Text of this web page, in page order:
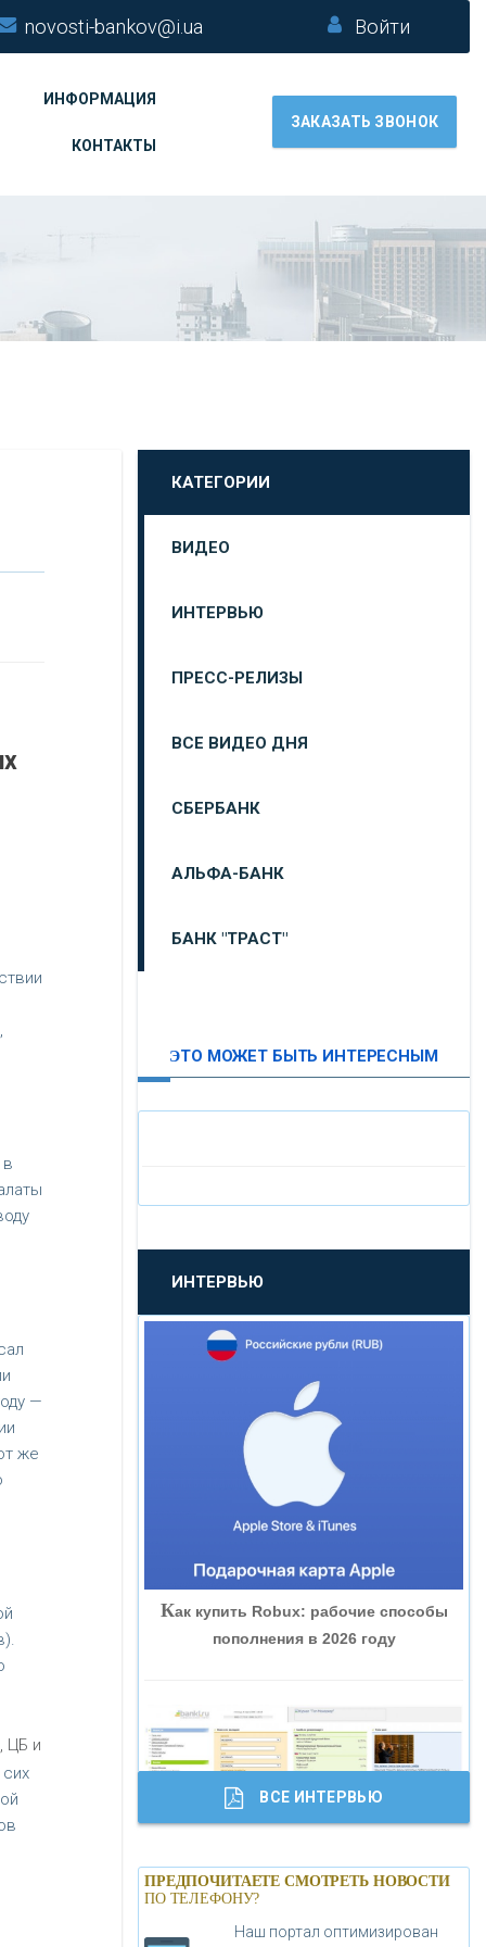
novosti-bankov@i.ua Войти
ИНФОРМАЦИЯ
КОНТАКТЫ
ЗАКАЗАТЬ ЗВОНОК
—
же
ЦБ и
КАТЕГОРИИ
ВИДЕО
ИНТЕРВЬЮ
ПРЕСС-РЕЛИЗЫ
ВСЕ ВИДЕО ДНЯ
СБЕРБАНК
АЛЬФА-БАНК
БАНК "ТРАСТ"
«ПРОМСВЯЗЬБАНК»
«НОВИКОМБАНК»
«СМП БАНК»
«ВНЕШПРОМБАНК»
«БАНК ГЛОБЭКС»
«ТРАСТ»
«ГАЗПРОМБАНК»
«МОСКОВСКИЙ КРЕДИТНЫЙ
БАНК»
ЭТО МОЖЕТ БЫТЬ ИНТЕРЕСНЫМ
ИНТЕРВЬЮ
Как купить Robux: рабочие способы
пополнения в 2026 году
Банки.ру обновил логотип впервые за
19 лет - «Лента новостей»
ВСЕ ИНТЕРВЬЮ
ПРЕДПОЧИТАЕТЕ СМОТРЕТЬ НОВОСТИ
ПО ТЕЛЕФОНУ?
Наш портал оптимизирован